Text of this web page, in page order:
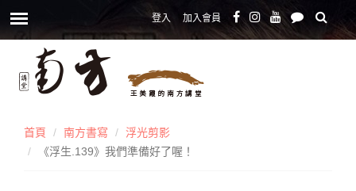
登入 加入會員
首頁 南方書寫
浮光剪影
《浮生.139》我們準備好了喔！